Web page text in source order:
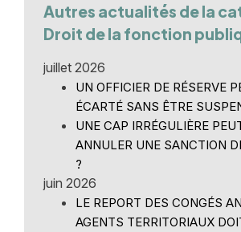
Autres actualités de la
Droit de la fonction
juillet 2026
UN OFFICIER DE RÉSERVE
ÉCARTÉ SANS ÊTRE
UNE CAP IRRÉGULIÈRE
ANNULER UNE SANCTION
?
juin 2026
LE REPORT DES CONGÉS
AGENTS TERRITORIAUX